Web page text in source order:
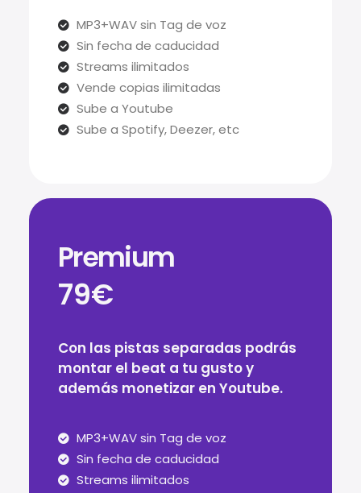
MP3+WAV sin Tag de voz
Sin fecha de caducidad
Streams ilimitados
Vende copias ilimitadas
Sube a Youtube
Sube a Spotify, Deezer, etc
Premium
79€
Con las pistas separadas podrás
montar el beat a tu gusto y
además monetizar en Youtube.
MP3+WAV sin Tag de voz
Sin fecha de caducidad
Streams ilimitados